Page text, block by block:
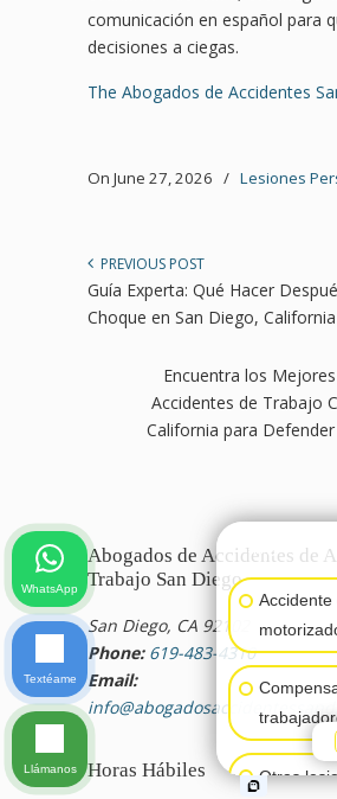
comunicación en español para
decisiones a ciegas.
The Abogados de Accidentes
On June 27, 2026 / Lesiones
PREVIOUS POST
Guía Experta: Qué Hacer
Choque en San Diego, California
Encuentra los
Accidentes de Trabajo
California para
Abogados de Accidentes de
Trabajo San Diego
San Diego, CA 92102
Phone: 619-483-4310
Email:
Horas Hábiles
👋🏼¿Cómo
Otras
WhatsApp
Textéame
Llámanos